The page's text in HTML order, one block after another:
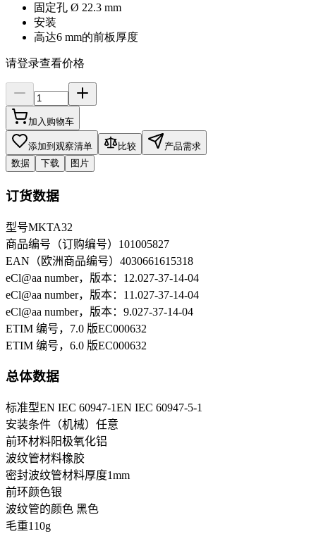
固定孔 Ø 22.3 mm
安装
高达6 mm的前板厚度
请登录查看价格
加入购物车
添加到观察清单 比较
产品需求
数据
下载 图片
订货数据
型号MKTA32
商品编号（订购编号） 101005827
EAN（欧洲商品编号） 4030661615318
eCl@aa number，版本：12.027-37-14-04
eCl@aa number，版本：11.027-37-14-04
eCl@aa number，版本：9.027-37-14-04
ETIM 编号，7.0 版EC000632
ETIM 编号，6.0 版EC000632
总体数据
标准型EN IEC 60947-1EN IEC 60947-5-1
安装条件（机械） 任意
前环材料阳极氧化铝
波纹管材料橡胶
密封波纹管材料厚度1mm
前环颜色银
波纹管的颜色 黑色
毛重110g